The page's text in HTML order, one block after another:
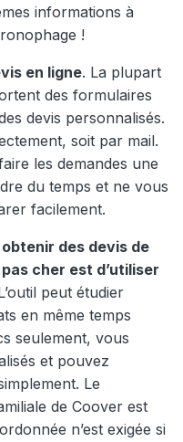
informations à
!
en ligne. La plupart
des formulaires
devis personnalisés.
soit par mail.
les demandes une
du temps et ne vous
facilement.
des devis de
cher est d’utiliser
peut étudier
en même temps
seulement, vous
et pouvez
Le
de Coover est
n’est exigée si